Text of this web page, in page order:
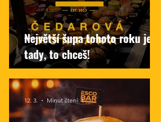
Největší šupa tohoto roku je
tady, to chceš!
12. 3. Minut čtení: 1